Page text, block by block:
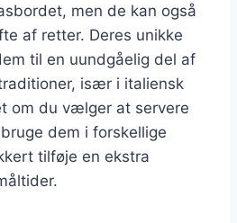
men de kan også
af retter. Deres unikke
til en uundgåelig del af
især i italiensk
om du vælger at servere
dem i forskellige
tilføje en ekstra